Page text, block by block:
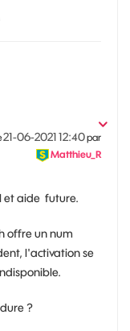
‎21-06-202112:40par
Matthieu_R
et aide future.
offre un num
l'activation se
?